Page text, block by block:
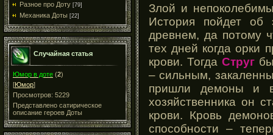
Разное про Доту [79]
Механика Доты [22]
Случайная статья
Юмор в доте (2)
[Юмор]
Просмотров: 5229
Представлено сатирическое
описание героев Доты
Злой и
История пойдет об
древнем, да потому
тех дней когда орки
крови. Тогда Струг
– сильным,
пришли демоны и
хозяйственника он
крови. Кровь
способности –